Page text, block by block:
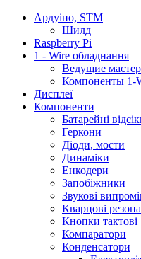
Ардуіно, STM
Шилд
Raspberry Pi
1 - Wire обладнання
Ведущие
Компоненты 1-
Дисплеї
Компоненти
Батарейні
Геркони
Діоди, мости
Динаміки
Енкодери
Запобіжники
Звукові
Кварцові
Кнопки тактові
Компаратори
Конденсатори